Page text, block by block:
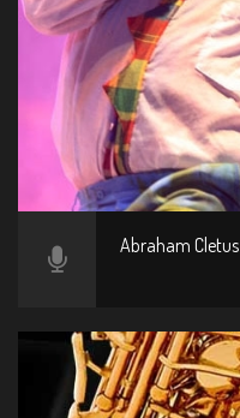
Abraham Cletus